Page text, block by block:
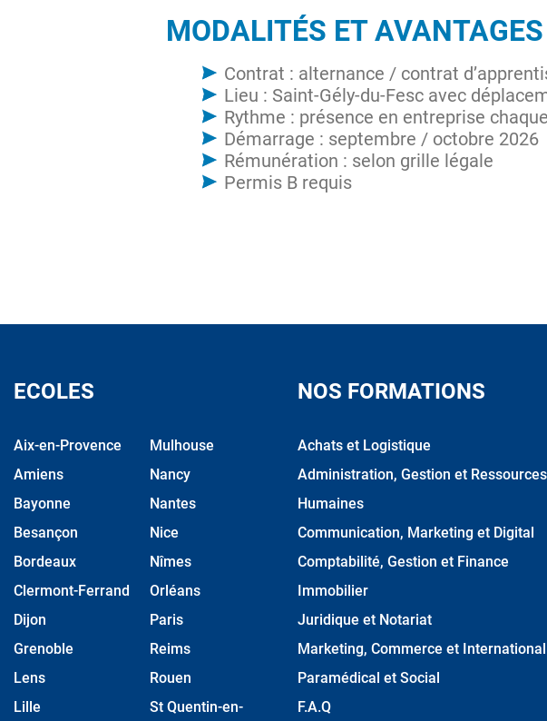
MODALITÉS ET AVANTAGES
Contrat : alternance / contrat
Lieu : Saint-Gély-du-Fesc avec
Rythme : présence en entreprise
Démarrage : septembre / octobre 2026
Rémunération : selon grille légale
Permis B requis
ECOLES
Aix-en-Provence
Amiens
Bayonne
Besançon
Bordeaux
Clermont-Ferrand
Dijon
Grenoble
Lens
Lille
Mulhouse
Nancy
Nantes
Nice
Nîmes
Orléans
Paris
Reims
Rouen
St Quentin-en-
NOS FORMATIONS
Achats et Logistique
Administration, Gestion et Ressources
Humaines
Communication, Marketing et Digital
Comptabilité, Gestion et Finance
Immobilier
Juridique et Notariat
Marketing, Commerce et International
Paramédical et Social
F.A.Q